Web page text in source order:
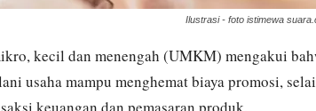
Ilustrasi - foto istimewa
kecil dan menengah (UMKM) mengakui
usaha mampu menghemat biaya promosi,